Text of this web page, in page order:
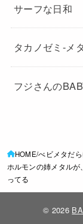
サーフな日和
タカノゼミ-メ
フジさんの
HOME べビメタだ
ホルモンの姉メタル
ってる
© 2026